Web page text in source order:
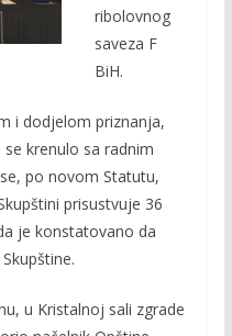
ribolovnog
saveza F
BiH.
i dodjelom priznanja,
krenulo sa radnim
po novom Statutu,
prisustvuje 36
je konstatovano da
u Kristalnoj sali zgrade